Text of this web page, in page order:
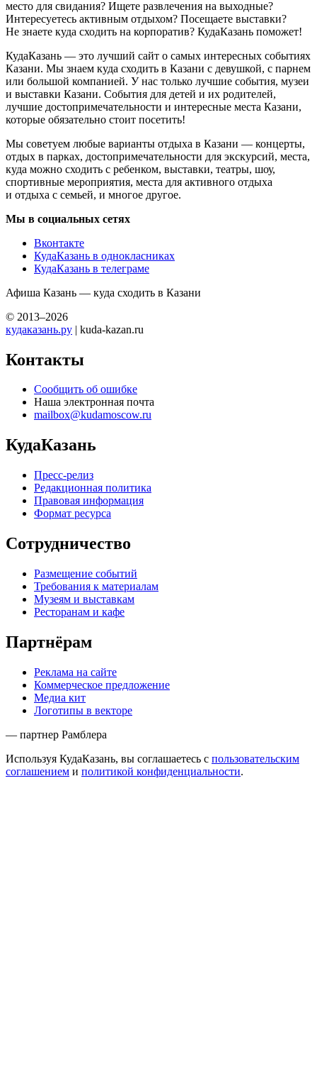
место для свидания? Ищете развлечения на выходные?
Интересуетесь активным отдыхом? Посещаете выставки?
Не знаете куда сходить на корпоратив? КудаКазань поможет!
КудаКазань — это лучший сайт о самых интересных событиях
Казани. Мы знаем куда сходить в Казани с девушкой, с парнем
или большой компанией. У нас только лучшие события, музеи
и выставки Казани. События для детей и их родителей,
лучшие достопримечательности и интересные места Казани,
которые обязательно стоит посетить!
Мы советуем любые варианты отдыха в Казани — концерты,
отдых в парках, достопримечательности для экскурсий, места,
куда можно сходить с ребенком, выставки, театры, шоу,
спортивные мероприятия, места для активного отдыха
и отдыха с семьей, и многое другое.
Мы в социальных сетях
Вконтакте
КудаКазань в однокласниках
КудаКазань в телеграме
Афиша Казань — куда сходить в Казани
© 2013–2026
кудаказань.ру | kuda-kazan.ru
Контакты
Сообщить об ошибке
Наша электронная почта
mailbox@kudamoscow.ru
КудаКазань
Пресс-релиз
Редакционная политика
Правовая информация
Формат ресурса
Сотрудничество
Размещение событий
Требования к материалам
Музеям и выставкам
Ресторанам и кафе
Партнёрам
Реклама на сайте
Коммерческое предложение
Медиа кит
Логотипы в векторе
— партнер Рамблера
Используя КудаКазань, вы соглашаетесь с пользовательским
соглашением и политикой конфиденциальности.